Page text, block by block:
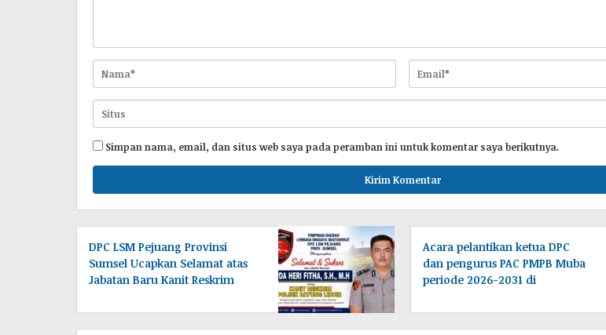
Simpan nama, email, dan situs web saya pada peramban ini untuk komentar saya berikutnya.
DPC LSM Pejuang Provinsi
Sumsel Ucapkan Selamat atas
Jabatan Baru Kanit Reskrim
Acara pelantikan ketua DPC
dan pengurus PAC PMPB Muba
periode 2026-2031 di
baru Bayung lencir
Muba.Sumsel.